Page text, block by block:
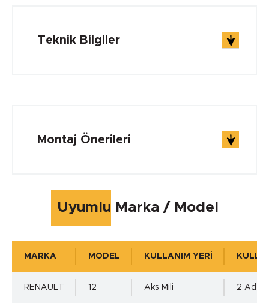
Teknik Bilgiler
Çalışma Sıcaklığı max.
Çalışma Basıncı
0.05 MPa
Montaj Önerileri
Uyumlu Marka / Model
MARKA MODEL KULLANIM YERİ
RENAULT 12 Aks Mili 2 Adet